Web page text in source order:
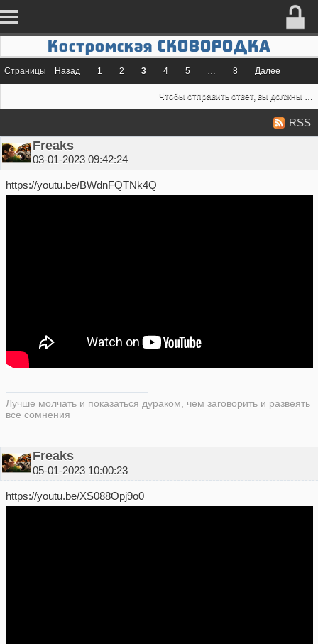
Костромская СКОВОРОДКА
Страницы Назад 1 2 3 4 5 … 8 Далее
RSS
Freaks
03-01-2023 09:42:24
https://youtu.be/BWdnFQTNk4Q
Лучше молчать и показаться дураком, чем заговорить и развеять
все сомнения
Freaks
05-01-2023 10:00:23
https://youtu.be/XS088Opj9o0